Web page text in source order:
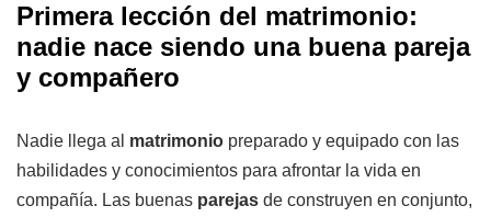
Primera lección del matrimonio:
nadie nace siendo una buena pareja
y compañero
Nadie llega al matrimonio preparado y equipado con las
habilidades y conocimientos para afrontar la vida en
compañía. Las buenas parejas de construyen en conjunto,